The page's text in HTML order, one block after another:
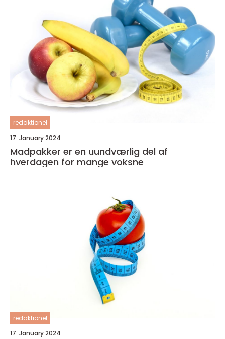
redaktionel
17. January 2024
Madpakker er en uundværlig del af
hverdagen for mange voksne
redaktionel
17. January 2024